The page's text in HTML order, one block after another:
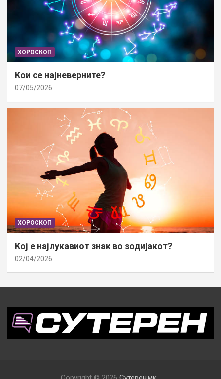
ХОРОСКОП
Кои се најневерните?
07/05/2026
ХОРОСКОП
Кој е најлукавиот знак во зодијакот?
02/04/2026